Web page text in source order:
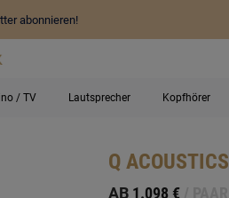
abonnieren!
/ TV Lautsprecher Kopfhörer
Q ACOUSTICS
AB 1.098 €